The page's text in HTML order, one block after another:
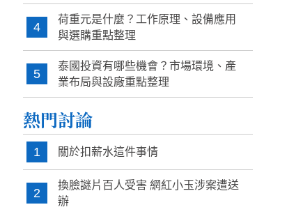
4
荷重元是什麼？工作原理、設備應用
與選購重點整理
5
泰國投資有哪些機會？市場環境、產
業布局與設廠重點整理
熱門討論
1 關於扣薪水這件事情
2
換臉謎片百人受害 網紅小玉涉案遭送
辦